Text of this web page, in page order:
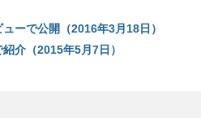
ーで公開（2016年3月18日）
介（2015年5月7日）